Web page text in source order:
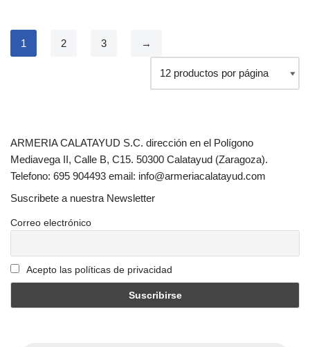
1 2 3 →
ARMERIA CALATAYUD S.C. dirección en el Polígono
Mediavega II, Calle B, C15. 50300 Calatayud (Zaragoza).
Telefono: 695 904493 email: info@armeriacalatayud.com
Suscribete a nuestra Newsletter
Correo electrónico
Acepto las políticas de privacidad